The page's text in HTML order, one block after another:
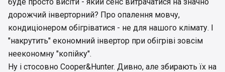
дорожчий інверторний? Про опалення мовчу,
кондиціонером обігріватися - не для нашого клімату. І
"накрутить" економний інвертор при обігріві зовсім
неекономну "копійку".
Ну і стосовно Cooper&Hunter. Дивно, але збирають їх на